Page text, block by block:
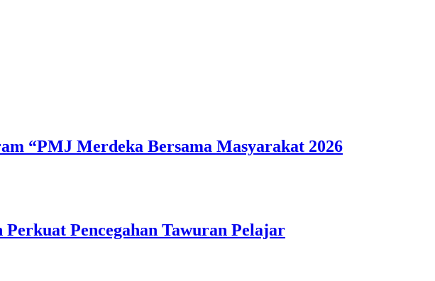
“PMJ Merdeka Bersama Masyarakat 2026
Pencegahan Tawuran Pelajar